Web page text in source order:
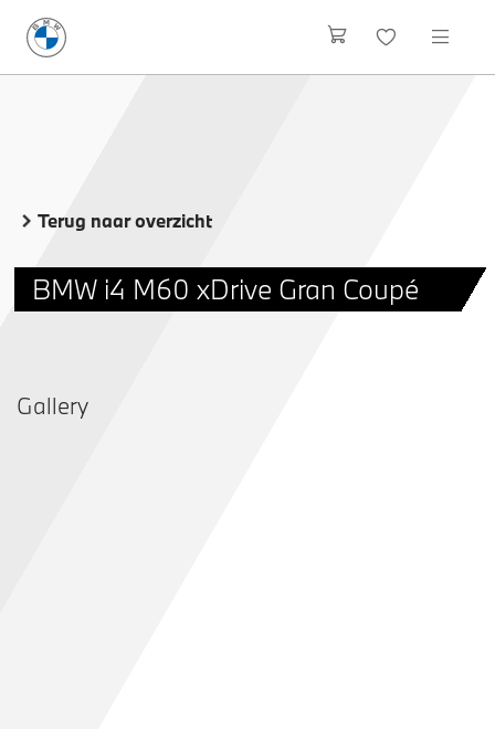
Terug naar overzicht
BMW i4 M60 xDrive Gran Coupé
Gallery